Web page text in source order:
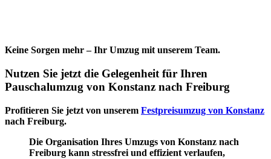
Keine Sorgen mehr – Ihr Umzug mit unserem Team.
Nutzen Sie jetzt die Gelegenheit für Ihren
Pauschalumzug von Konstanz nach Freiburg
Profitieren Sie jetzt von unserem Festpreisumzug von Konstanz
nach Freiburg.
Die Organisation Ihres Umzugs von Konstanz nach
Freiburg kann stressfrei und effizient verlaufen,